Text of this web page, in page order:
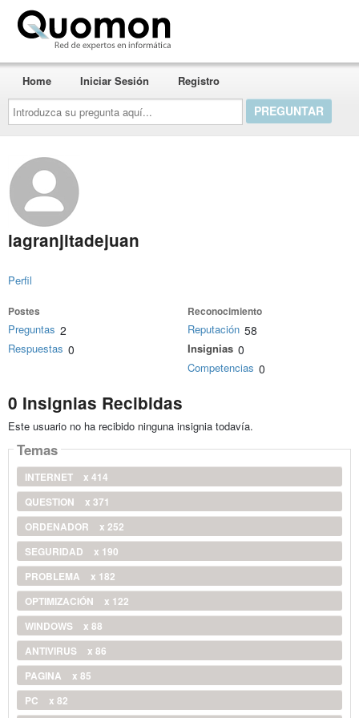
Introduzca
su
pregunta
aquí...
Home Iniciar Sesión Registro
lagranjitadejuan
Perfil
Postes
Preguntas 2
Respuestas 0
Reconocimiento
Reputación 58
Insignias 0
Competencias 0
0 Insignias Recibidas
Este usuario no ha recibido ninguna insignia todavía.
Temas
INTERNET
x 414
QUESTION
x 371
ORDENADOR
x 252
SEGURIDAD
x 190
PROBLEMA
x 182
OPTIMIZACIÓN
x 122
WINDOWS
x 88
ANTIVIRUS
x 86
PAGINA
x 85
PC
x 82